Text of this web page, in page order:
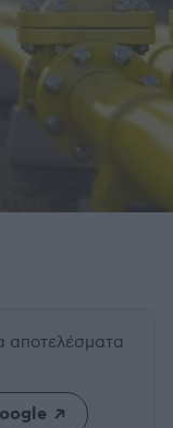
αποτελέσματα